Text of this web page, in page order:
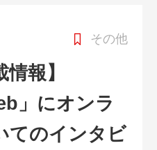
その他
報】
」にオンラ
てのインタビ